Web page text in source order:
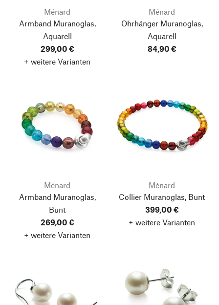
Ménard
Armband Muranoglas,
Aquarell
299,00 €
+ weitere Varianten
Ménard
Ohrhänger Muranoglas,
Aquarell
84,90 €
Ménard
Armband Muranoglas,
Bunt
269,00 €
+ weitere Varianten
Ménard
Collier Muranoglas, Bunt
399,00 €
+ weitere Varianten